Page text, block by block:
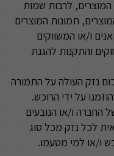
לרבות שמות
תמונות המוצרים
ו/או המשווקים
והתקנות להגנת
נזק העולה על התמורה
על ידי הרוכש.
החברה ו/או הנובעים
לכל נזק מכל סוג
ו/או למי מטעמו.